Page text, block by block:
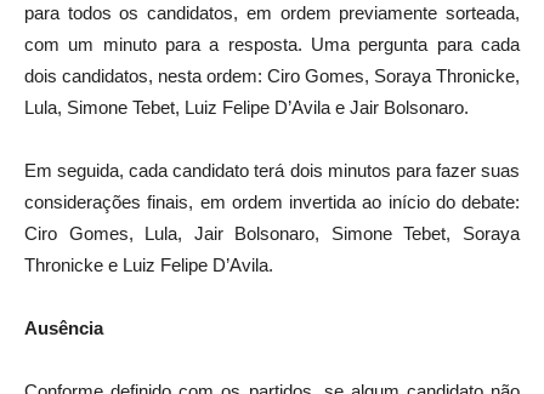
para todos os candidatos, em ordem previamente sorteada,
com um minuto para a resposta. Uma pergunta para cada
dois candidatos, nesta ordem: Ciro Gomes, Soraya Thronicke,
Lula, Simone Tebet, Luiz Felipe D’Avila e Jair Bolsonaro.
Em seguida, cada candidato terá dois minutos para fazer suas
considerações finais, em ordem invertida ao início do debate:
Ciro Gomes, Lula, Jair Bolsonaro, Simone Tebet, Soraya
Thronicke e Luiz Felipe D’Avila.
Ausência